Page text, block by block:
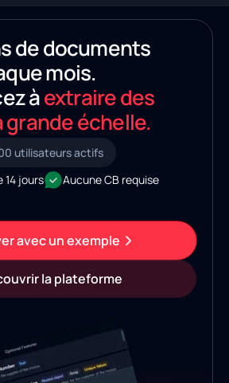
de documents
mois.
àextraire des
grande échelle.
utilisateurs actifs
14 jours Aucune CB requise
avec un exemple
la plateforme